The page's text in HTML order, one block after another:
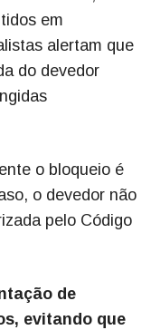
em
alertam que
do devedor
o bloqueio é
o devedor não
pelo Código
de
evitando que